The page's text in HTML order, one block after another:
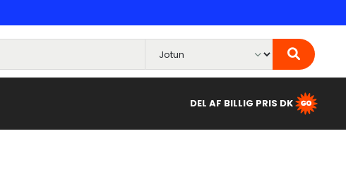
DEL AF BILLIG PRIS DK